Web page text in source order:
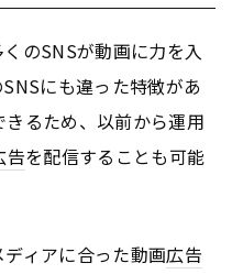
のSNSが動画に力を入
にも違った特徴があ
るため、以前から運用
告を配信することも可能
ィアに合った動画広告